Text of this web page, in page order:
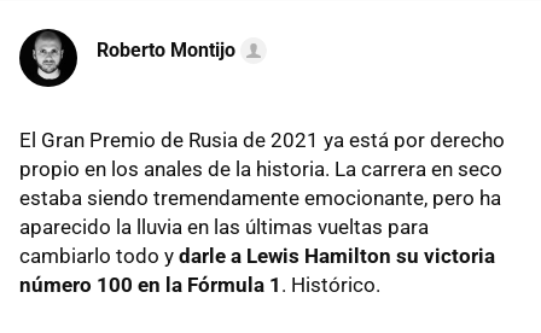
Roberto Montijo
El Gran Premio de Rusia de 2021 ya está por derecho
propio en los anales de la historia. La carrera en seco
estaba siendo tremendamente emocionante, pero ha
aparecido la lluvia en las últimas vueltas para
cambiarlo todo y darle a Lewis Hamilton su victoria
número 100 en la Fórmula 1 . Histórico.